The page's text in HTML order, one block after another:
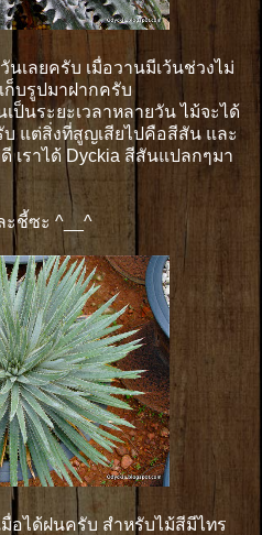
เลยครับ เมื่อวานมีเว้นช่วงไม่
ก็บรูปมาฝากครับ
ป็นระยะเวลาหลายวัน ไม้จะได้
แต่สิ่งที่สูญเสียไปคือสีสัน และ
เราได้ Dyckia สีสันแปลกๆมา
ะชี้ซะ ^__^
มื่อได้ฝนครับ สำหรับไม้สีมีไทร